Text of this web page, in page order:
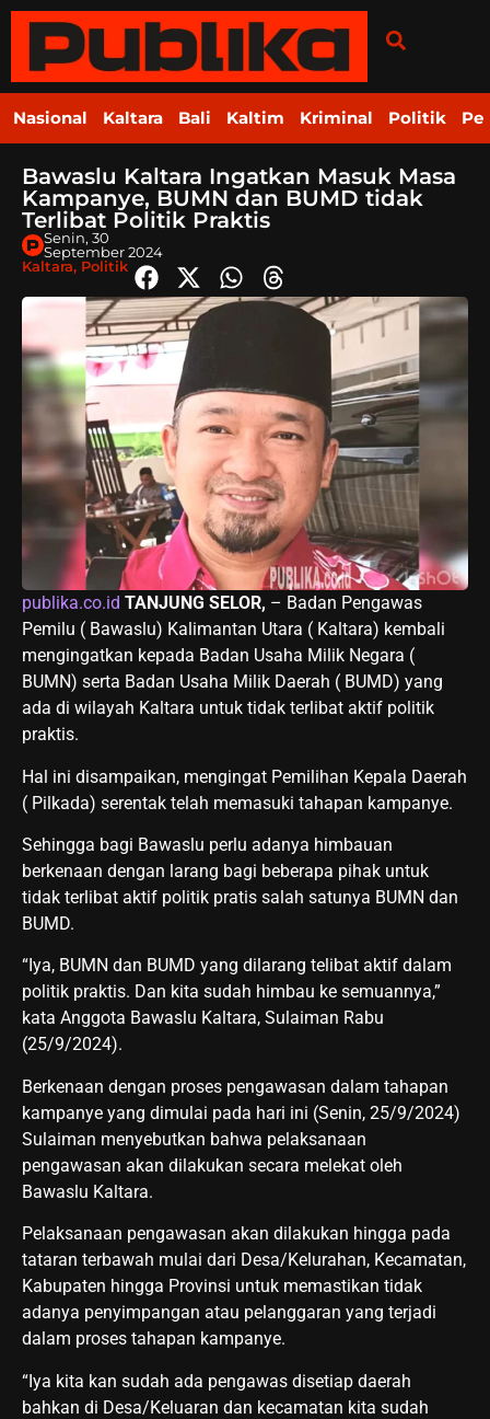
Nasional Kaltara Bali Kaltim Kriminal Politik
Bawaslu Kaltara Ingatkan Masuk Masa
Kampanye, BUMN dan BUMD tidak
Terlibat Politik Praktis
Senin, 30
September 2024
Kaltara, Politik
publika.co.id TANJUNG SELOR, – Badan Pengawas
Pemilu ( Bawaslu) Kalimantan Utara ( Kaltara) kembali
mengingatkan kepada Badan Usaha Milik Negara (
BUMN) serta Badan Usaha Milik Daerah ( BUMD) yang
ada di wilayah Kaltara untuk tidak terlibat aktif politik
praktis.
Hal ini disampaikan, mengingat Pemilihan Kepala Daerah
( Pilkada) serentak telah memasuki tahapan kampanye.
Sehingga bagi Bawaslu perlu adanya himbauan
berkenaan dengan larang bagi beberapa pihak untuk
tidak terlibat aktif politik pratis salah satunya BUMN dan
BUMD.
“Iya, BUMN dan BUMD yang dilarang telibat aktif dalam
politik praktis. Dan kita sudah himbau ke semuannya,”
kata Anggota Bawaslu Kaltara, Sulaiman Rabu
(25/9/2024).
Berkenaan dengan proses pengawasan dalam tahapan
kampanye yang dimulai pada hari ini (Senin, 25/9/2024)
Sulaiman menyebutkan bahwa pelaksanaan
pengawasan akan dilakukan secara melekat oleh
Bawaslu Kaltara.
Pelaksanaan pengawasan akan dilakukan hingga pada
tataran terbawah mulai dari Desa/Kelurahan, Kecamatan,
Kabupaten hingga Provinsi untuk memastikan tidak
adanya penyimpangan atau pelanggaran yang terjadi
dalam proses tahapan kampanye.
“Iya kita kan sudah ada pengawas disetiap daerah
bahkan di Desa/Keluaran dan kecamatan kita sudah